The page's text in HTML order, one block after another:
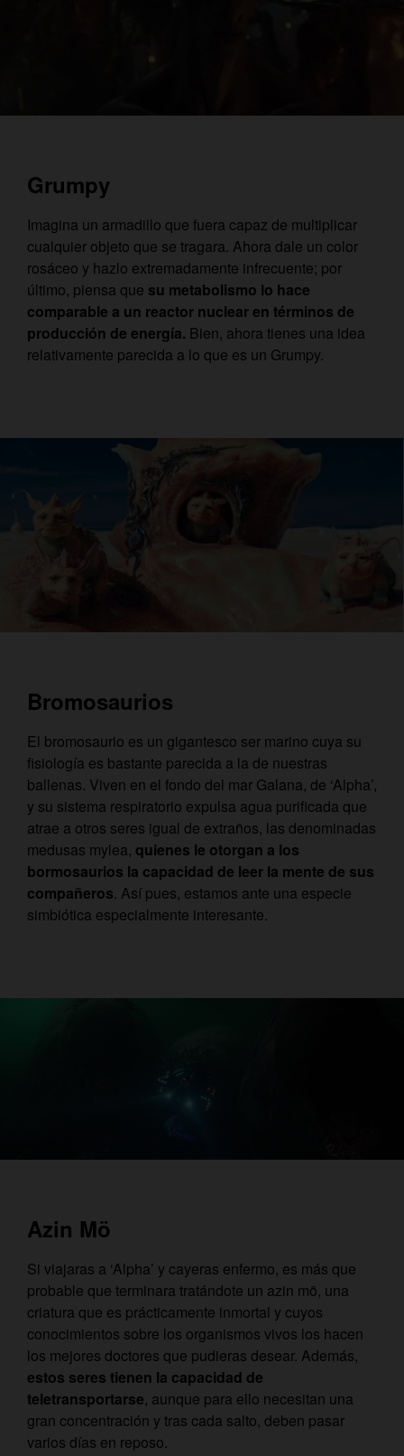
Grumpy
Imagina un armadillo que fuera capaz de multiplicar
cualquier objeto que se tragara. Ahora dale un color
rosáceo y hazlo extremadamente infrecuente; por
último, piensa que su metabolismo lo hace
comparable a un reactor nuclear en términos de
producción de energía. Bien, ahora tienes una idea
relativamente parecida a lo que es un Grumpy.
Bromosaurios
El bromosaurio es un gigantesco ser marino cuya su
fisiología es bastante parecida a la de nuestras
ballenas. Viven en el fondo del mar Galana, de ‘Alpha’,
y su sistema respiratorio expulsa agua purificada que
atrae a otros seres igual de extraños, las denominadas
medusas mylea, quienes le otorgan a los
bormosaurios la capacidad de leer la mente de sus
compañeros. Así pues, estamos ante una especie
simbiótica especialmente interesante.
Azin Mö
Si viajaras a ‘Alpha’ y cayeras enfermo, es más que
probable que terminara tratándote un azin mö, una
criatura que es prácticamente inmortal y cuyos
conocimientos sobre los organismos vivos los hacen
los mejores doctores que pudieras desear. Además,
estos seres tienen la capacidad de
teletransportarse, aunque para ello necesitan una
gran concentración y tras cada salto, deben pasar
varios días en reposo.